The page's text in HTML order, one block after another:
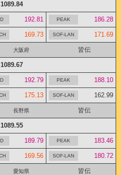
1089.84
192.81 186.28
169.73 171.69
大阪府 皆伝
1089.67
192.79 188.10
175.13 162.99
長野県 皆伝
1089.55
189.79 183.46
169.56 180.72
愛知県 皆伝